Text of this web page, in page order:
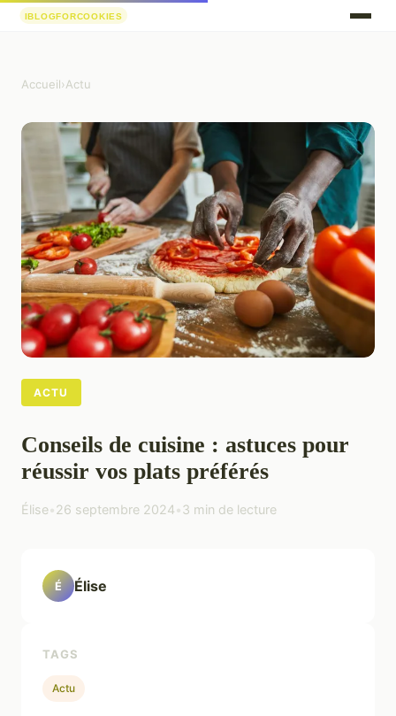
Accueil›Actu
ACTU
Conseils de cuisine : astuces pour
réussir vos plats préférés
Élise•26 septembre 2024•3 min de lecture
É Élise
TAGS
Actu